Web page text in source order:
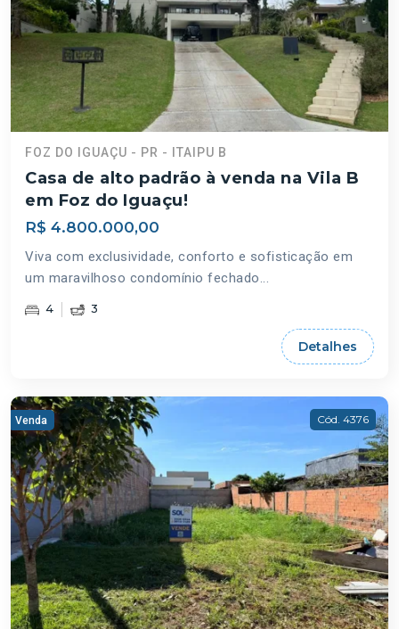
FOZ DO IGUAÇU - PR - ITAIPU B
Casa de alto padrão à venda na Vila B
em Foz do Iguaçu!
R$ 4.800.000,00
Viva com exclusividade, conforto e sofisticação em
um maravilhoso condomínio fechado...
4 3
Detalhes
Venda Cód. 4376